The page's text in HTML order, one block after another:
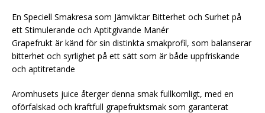
En Speciell Smakresa som Jämviktar Bitterhet och Surhet på
ett Stimulerande och Aptitgivande Manér
Grapefrukt är känd för sin distinkta smakprofil, som balanserar
bitterhet och syrlighet på ett sätt som är både uppfriskande
och aptitretande
Aromhusets juice återger denna smak fullkomligt, med en
oförfalskad och kraftfull grapefruktsmak som garanterat